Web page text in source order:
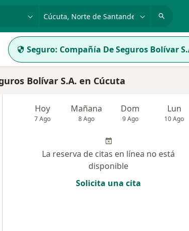
o nombrep. ej. Bogotá
Seguro: Compañía De Seguros Bolívar
Bolívar S.A. en Cúcuta
Hoy
7 Ago
Mañana
8 Ago
Dom
9 Ago
Lun
10 Ago
La reserva de citas en línea no está
disponible
Solicita una cita